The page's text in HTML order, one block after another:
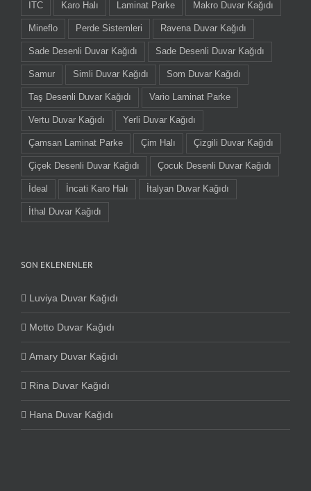
ITC Karo Halı Laminat Parke Makro Duvar Kağıdı
Mineflo Perde Sistemleri Ravena Duvar Kağıdı
Sade Desenli Duvar Kağıdı Sade Desenli Duvar Kağıdı
Samur Simli Duvar Kağıdı Som Duvar Kağıdı
Taş Desenli Duvar Kağıdı Vario Laminat Parke
Vertu Duvar Kağıdı Yerli Duvar Kağıdı
Çamsan Laminat Parke Çim Halı Çizgili Duvar Kağıdı
Çiçek Desenli Duvar Kağıdı Çocuk Desenli Duvar Kağıdı
İdeal İncati Karo Halı İtalyan Duvar Kağıdı
İthal Duvar Kağıdı
SON EKLENENLER
Luviya Duvar Kağıdı
Motto Duvar Kağıdı
Amary Duvar Kağıdı
Rina Duvar Kağıdı
Hana Duvar Kağıdı